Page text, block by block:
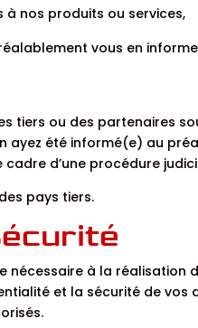
nos produits ou services,
vous en
tiers ou des partenaires
ayez été informé(e) au
d’une procédure
pays tiers.
à la réalisation
et la sécurité de vos